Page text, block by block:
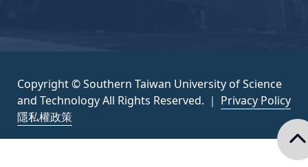
Copyright © Southern Taiwan University of Science
and Technology All Rights Reserved. ｜ Privacy Policy
隱私權政策